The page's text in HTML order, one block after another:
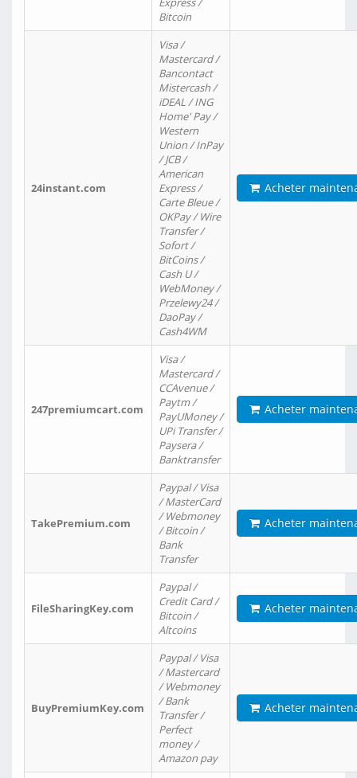
Bitcoin
24instant.com
Visa /
Mastercard /
Bancontact
Mistercash /
iDEAL / ING
Home' Pay /
Western
Union / InPay
/ JCB /
American
Express /
Carte Bleue /
OKPay / Wire
Transfer /
Sofort /
BitCoins /
Cash U /
WebMoney /
Przelewy24 /
DaoPay /
Cash4WM
Acheter
247premiumcart.com
Visa /
Mastercard /
CCAvenue /
Paytm /
PayUMoney /
UPi Transfer /
Paysera /
Banktransfer
Acheter
TakePremium.com
Paypal / Visa
/ MasterCard
/ Webmoney
/ Bitcoin /
Bank
Transfer
Acheter
FileSharingKey.com
Paypal /
Credit Card /
Bitcoin /
Altcoins
Acheter
BuyPremiumKey.com
Paypal / Visa
/ Mastercard
/ Webmoney
/ Bank
Transfer /
Perfect
money /
Amazon pay
Acheter